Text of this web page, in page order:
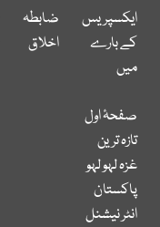
ایکسپریس
کے بارے
میں
ضابطہ
اخلاق
صفحۂ اول
تازہ ترین
غزہ لہو لہو
پاکستان
انٹر نیشنل